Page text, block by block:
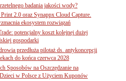
badania jakości wody?
2.0 oraz Synappx Cloud Capture.
ekosystem rozwiązań
potencjalny koszt kolejnej dużej
gospodarki
przedłuża pilotaż ds. antykoncepcji
do końca czerwca 2028
Sposobów na Oszczędzanie na
w Polsce z Użyciem Kuponów